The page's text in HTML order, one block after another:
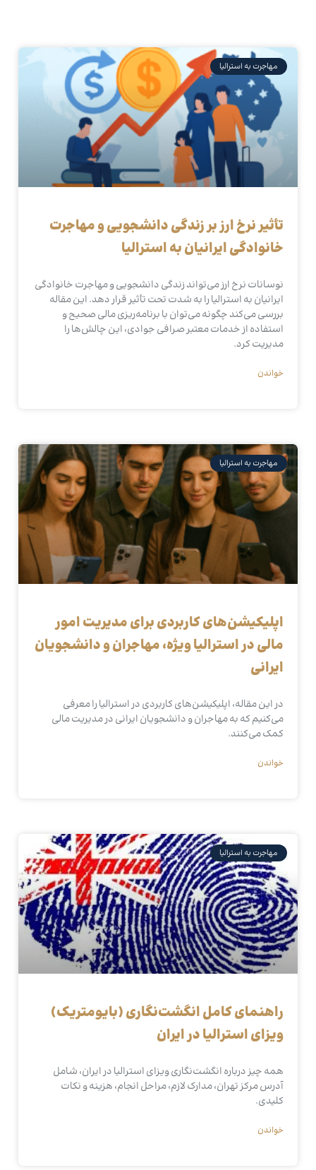
مهاجرت به استرالیا
تأثیر نرخ ارز بر زندگی دانشجویی و مهاجرت
خانوادگی ایرانیان به استرالیا
نوسانات نرخ ارز می‌تواند زندگی دانشجویی و مهاجرت خانوادگی
ایرانیان به استرالیا را به شدت تحت تأثیر قرار دهد. این مقاله
بررسی می‌کند چگونه می‌توان با برنامه‌ریزی مالی صحیح و
استفاده از خدمات معتبر صرافی جوادی، این چالش‌ها را
مدیریت کرد.
خواندن
مهاجرت به استرالیا
اپلیکیشن‌های کاربردی برای مدیریت امور
مالی در استرالیا ویژه، مهاجران و دانشجویان
ایرانی
در این مقاله، اپلیکیشن‌های کاربردی در استرالیا را معرفی
می‌کنیم که به مهاجران و دانشجویان ایرانی در مدیریت مالی
کمک می‌کنند.
خواندن
مهاجرت به استرالیا
راهنمای کامل انگشت‌نگاری (بایومتریک)
ویزای استرالیا در ایران
همه چیز درباره انگشت‌نگاری ویزای استرالیا در ایران، شامل
آدرس مرکز تهران، مدارک لازم، مراحل انجام، هزینه و نکات
کلیدی.
خواندن